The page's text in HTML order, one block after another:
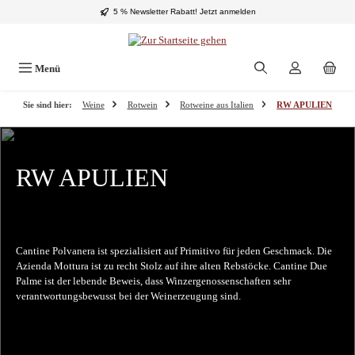
Zum Hauptinhalt springen5 % Newsletter Rabatt! Jetzt anmelden
Menü
Sie sind hier: Weine Rotwein Rotweine aus Italien RW APULIEN
RW APULIEN
Cantine Polvanera ist spezialisiert auf Primitivo für jeden Geschmack. Die
Azienda Mottura ist zu recht Stolz auf ihre alten Rebstöcke. Cantine Due
Palme ist der lebende Beweis, dass Winzergenossenschaften sehr
verantwortungsbewusst bei der Weinerzeugung sind.